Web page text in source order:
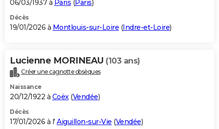
06/03/1937 à Paris (Paris)
Décès
19/01/2026 à Montlouis-sur-Loire (Indre-et-Loire)
Lucienne MORINEAU (103 ans)
Créer une cagnotte obsèques
Naissance
20/12/1922 à Coëx(Vendée)
Décès
17/01/2026 à l' Aiguillon-sur-Vie (Vendée)